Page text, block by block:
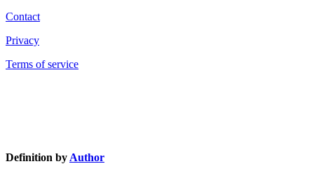
Contact
Privacy
Terms of service
Definition by Author